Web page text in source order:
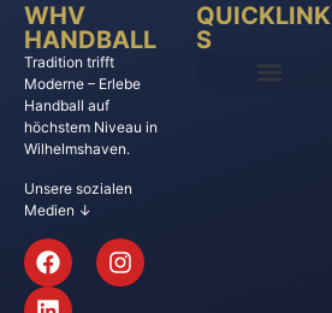
WHV
HANDBALL
Tradition trifft
Moderne – Erlebe
Handball auf
höchstem Niveau in
Wilhelmshaven.
Unsere sozialen
Medien ↓
QUICKLINK
S